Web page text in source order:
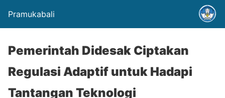
Pramukabali
⁠Pemerintah Didesak Ciptakan
Regulasi Adaptif untuk Hadapi
Tantangan Teknologi